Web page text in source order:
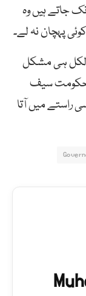
جاتے ہیں وہ
پہچان نہ لے۔
بالکل ہی مشکل
حکومت سیف
راستے میں آتا